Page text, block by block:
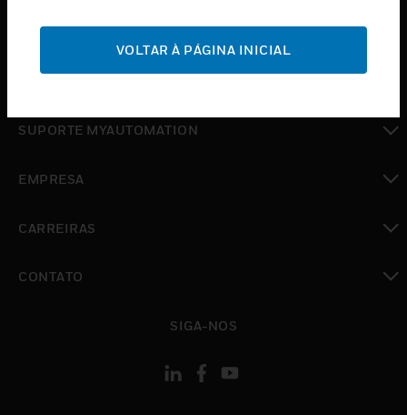
SUPORTE
toggle view
toggle view
SUPORTE MYAUTOMATION
EMPRESA
CARREIRAS
CONTATO
SIGA-NOS
VOLTAR À PÁGINA INICIAL